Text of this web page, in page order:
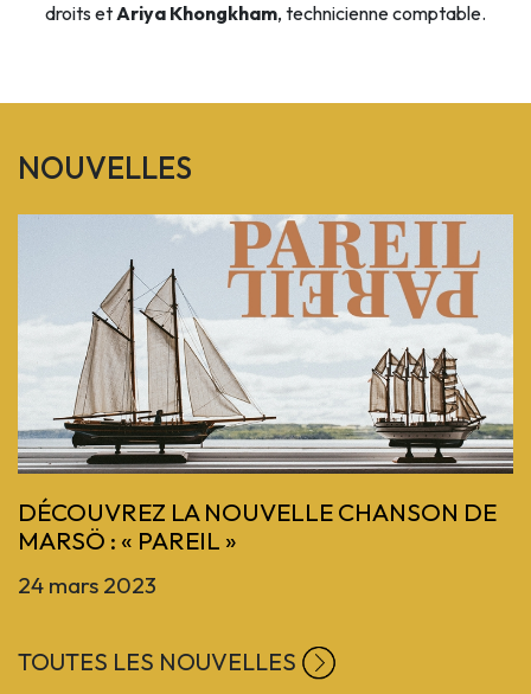
droits et Ariya Khongkham, technicienne comptable.
NOUVELLES
DÉCOUVREZ LA NOUVELLE CHANSON DE
MARSÖ : « PAREIL »
24 mars 2023
Previous
TOUTES LES NOUVELLES